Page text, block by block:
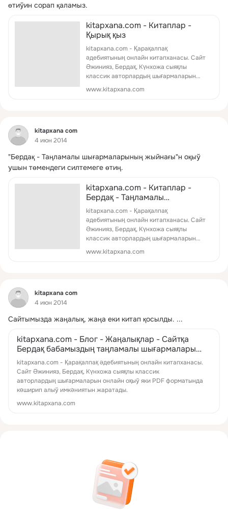
өтиўин сорап қаламыз.
kitapxana.com - Китаплар -
Қырық қыз
kitapxana.com - Қарақалпақ
әдебиятының онлайн китапханасы. Сайт
Әжинияз, Бердақ, Күнхожа сыяқлы
классик авторлардың шығармаларын
онлайн оқыў яки PDF форматында
көширип алыў имкәниятын жаратады.
www.kitapxana.com
Фид
kitapxana com
4 июн 2014
"Бердақ - Таңламалы шығармаларының жыйнағы"н оқыў
ушын төмендеги силтемеге өтиң.
kitapxana.com - Китаплар -
Бердақ - Таңламалы
шығармаларының жыйнағы
kitapxana.com - Қарақалпақ
әдебиятының онлайн китапханасы. Сайт
Әжинияз, Бердақ, Күнхожа сыяқлы
классик авторлардың шығармаларын
онлайн оқыў яки PDF форматында
көширип алыў имкәниятын жаратады.
www.kitapxana.com
Фид
kitapxana com
4 июн 2014
Сайтымызда жаңалық, жаңа еки китап қосылды. ...
kitapxana.com - Блог - Жаңалықлар - Сайтқа
Бердақ бабамыздың таңламалы шығармалары
ҳәм Қырық қыз дәстаны қосылды
kitapxana.com - Қарақалпақ әдебиятының онлайн китапханасы.
Сайт Әжинияз, Бердақ, Күнхожа сыяқлы классик
авторлардың шығармаларын онлайн оқыў яки PDF форматында
көширип алыў имкәниятын жаратады.
www.kitapxana.com